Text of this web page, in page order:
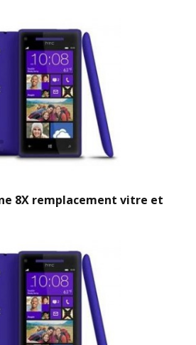
8X remplacement vitre et